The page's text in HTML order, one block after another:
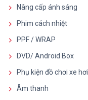
Nâng cấp ánh sáng
Phim cách nhiệt
PPF / WRAP
DVD/ Android Box
Phụ kiện đồ chơi xe hơi
Âm thanh